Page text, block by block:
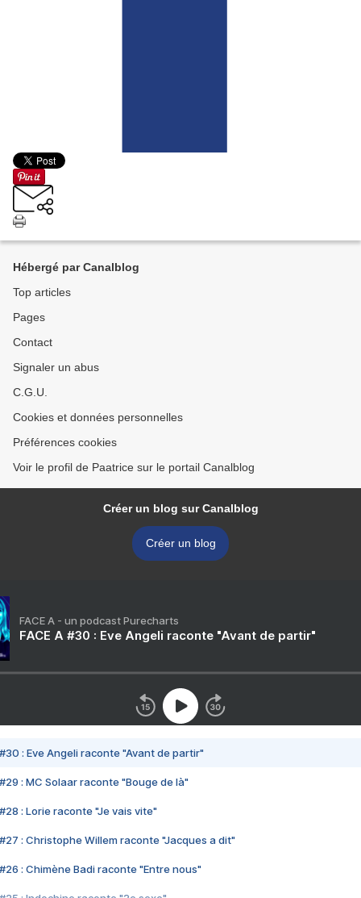
Hébergé par Canalblog
Top articles
Pages
Contact
Signaler un abus
C.G.U.
Cookies et données personnelles
Préférences cookies
Voir le profil de Paatrice sur le portail Canalblog
Créer un blog sur Canalblog
Créer un blog
FACE A - un podcast Purecharts
FACE A #30 : Eve Angeli raconte "Avant de partir"
#30 : Eve Angeli raconte "Avant de partir"
#29 : MC Solaar raconte "Bouge de là"
#28 : Lorie raconte "Je vais vite"
#27 : Christophe Willem raconte "Jacques a dit"
#26 : Chimène Badi raconte "Entre nous"